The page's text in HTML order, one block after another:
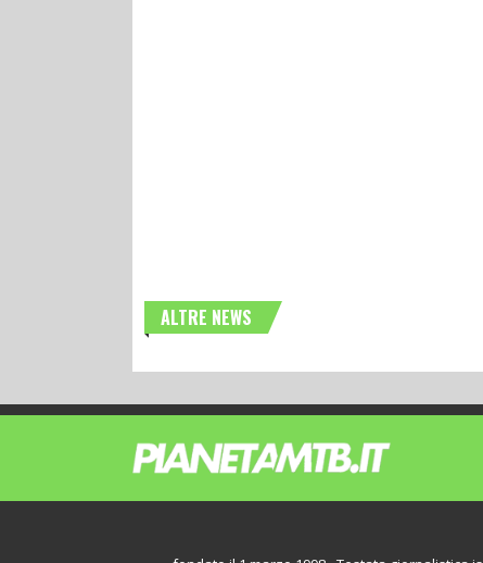
ALTRE NEWS